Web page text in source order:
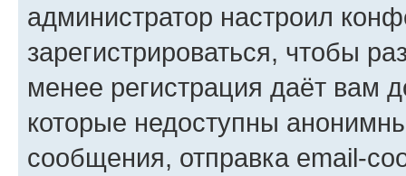
администратор настроил
зарегистрироваться, чтобы
менее регистрация даёт вам
которые недоступны
сообщения, отправка email-